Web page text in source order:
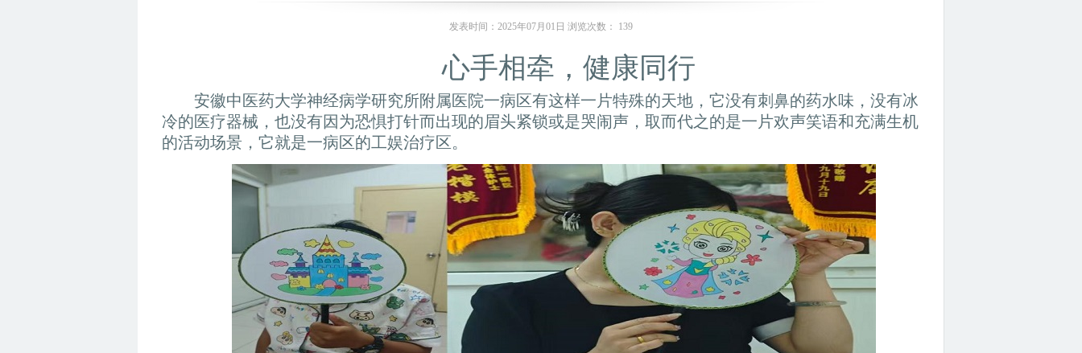
发表时间：2025年07月01日 浏览次数： 139
心手相牵，健康同行
安徽中医药大学神经病学研究所附属医院一病区有这样一片特殊的天地，它没有刺鼻的药水味，没有冰
冷的医疗器械，也没有因为恐惧打针而出现的眉头紧锁或是哭闹声，取而代之的是一片欢声笑语和充满生机
的活动场景，它就是一病区的工娱治疗区。